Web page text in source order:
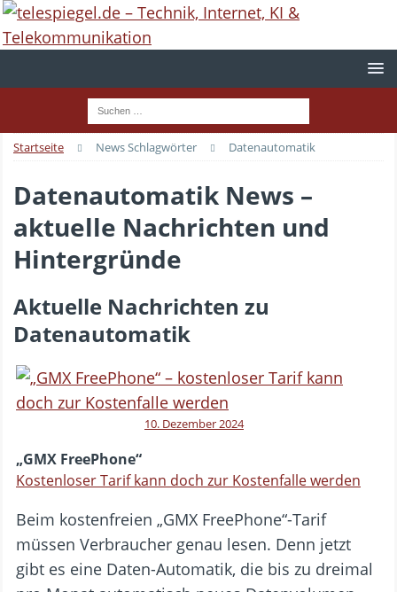
Startseite News Schlagwörter Datenautomatik
Datenautomatik News –
aktuelle Nachrichten und
Hintergründe
Aktuelle Nachrichten zu
Datenautomatik
10. Dezember 2024
„GMX FreePhone“
Kostenloser Tarif kann doch zur Kostenfalle werden
Beim kostenfreien „GMX FreePhone“-Tarif
müssen Verbraucher genau lesen. Denn jetzt
gibt es eine Daten-Automatik, die bis zu dreimal